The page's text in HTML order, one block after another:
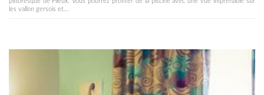
les vallon gersois et...